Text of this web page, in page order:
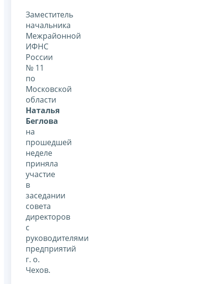
Заместитель
начальника
Межрайонной
ИФНС
России
№ 11
по
Московской
области
Наталья
Беглова
на
прошедшей
неделе
приняла
участие
в
заседании
совета
директоров
с
руководителями
предприятий
г. о.
Чехов.